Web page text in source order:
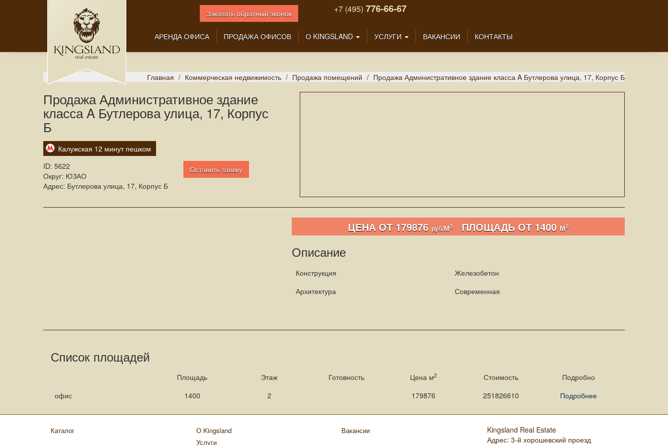
Заказать обратный звонок +7 (495) 776-66-67
АРЕНДА ОФИСА ПРОДАЖА ОФИСОВ О KINGSLAND УСЛУГИ ВАКАНСИИ КОНТАКТЫ
Главная Коммерческая недвижимость Продажа помещений Продажа Административное здание класса A Бутлерова улица, 17, Корпус Б
Продажа Административное здание
класса A Бутлерова улица, 17, Корпус
Б
Калужская 12 минут пешком
ID: 5622
Округ: ЮЗАО
Адрес: Бутлерова улица, 17, Корпус Б
Оставить заявку
ЦЕНА ОТ 179876 руб/М2 ПЛОЩАДЬ ОТ 1400 М2
Описание
Конструкция
Железобетон
Архитектура
Современная
Список площадей
Площадь Этаж Готовность Цена м2 Стоимость
Подробно
офис
1400 2 179876 251826610 Подробнее
Каталог
О Kingsland
Услуги
Вакансии
Kingsland Real Estate
Адрес: 3-й хорошевский проезд